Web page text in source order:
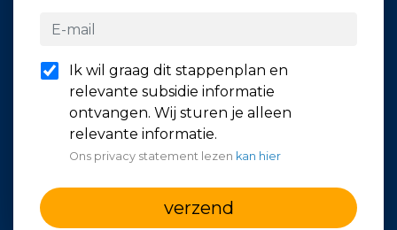
Ik wil graag dit stappenplan en
relevante subsidie informatie
ontvangen. Wij sturen je alleen
relevante informatie.
Ons privacy statement lezen kan hier
verzend